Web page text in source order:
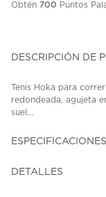
Obtén 700 Puntos
DESCRIPCIÓN DE
Tenis Hoka para
redondeada, agujeta
suel...
ESPECIFICACIONES
DETALLES